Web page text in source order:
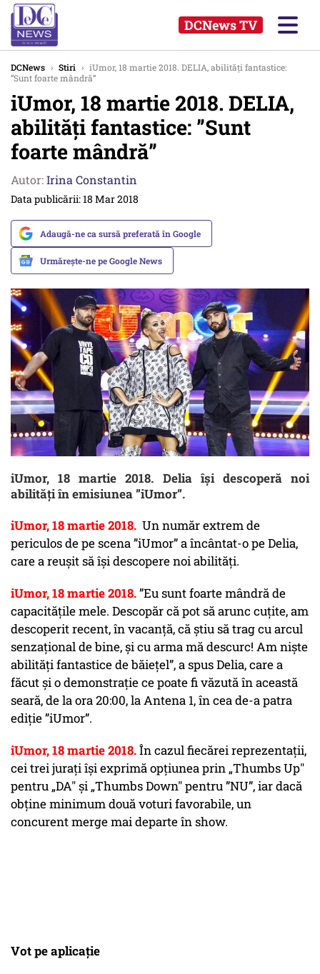
DCNews TV
DCNews › Stiri › iUmor, 18 martie 2018. DELIA, abilități fantastice:
”Sunt foarte mândră”
iUmor, 18 martie 2018. DELIA,
abilități fantastice: ”Sunt
foarte mândră”
Autor:Irina Constantin
Data publicării: 18 Mar 2018
Adaugă-ne ca sursă preferată în Google
Urmărește-ne pe Google News
iUmor, 18 martie 2018. Delia își descoperă noi
abilități în emisiunea ”iUmor”.
iUmor, 18 martie 2018. Un număr extrem de
periculos de pe scena ”iUmor” a încântat-o pe Delia,
care a reușit să își descopere noi abilități.
iUmor, 18 martie 2018.”Eu sunt foarte mândră de
capacitățile mele. Descopăr că pot să arunc cuțite, am
descoperit recent, în vacanță, că știu să trag cu arcul
senzațional de bine, și cu arma mă descurc! Am niște
abilități fantastice de băiețel”, a spus Delia, care a
făcut și o demonstrație ce poate fi văzută în această
seară, de la ora 20:00, la Antena 1, în cea de-a patra
ediție ”iUmor”.
iUmor, 18 martie 2018.În cazul fiecărei reprezentații,
cei trei jurați își exprimă opţiunea prin „Thumbs Up"
pentru „DA" şi „Thumbs Down" pentru ”NU”, iar dacă
obține minimum două voturi favorabile, un
concurent merge mai departe în show.
Vot pe aplicație